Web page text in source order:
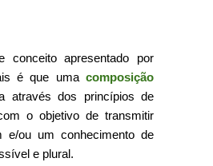
conceito apresentado por
é que uma composição
através dos princípios de
o objetivo de transmitir
e/ou um conhecimento de
e plural.